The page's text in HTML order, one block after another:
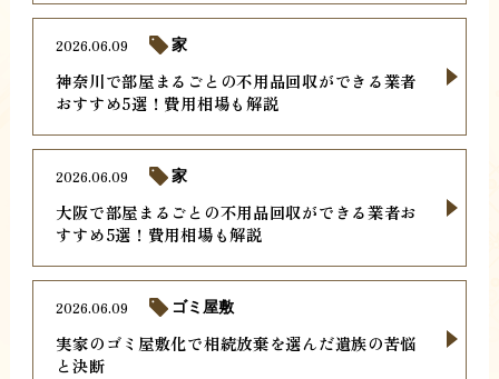
神奈川で部屋まるごとの不用品回収ができる業者
おすすめ5選！費用相場も解説
2026.06.09 家
大阪で部屋まるごとの不用品回収ができる業者お
すすめ5選！費用相場も解説
2026.06.09 家
実家のゴミ屋敷化で相続放棄を選んだ遺族の苦悩
と決断
2026.06.09 ゴミ屋敷